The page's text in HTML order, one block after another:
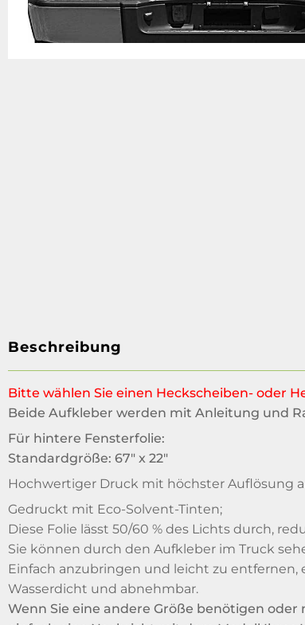
Beschreibung
Bitte wählen Sie einen Heckscheiben- oder
Beide Aufkleber werden mit Anleitung und
Für hintere Fensterfolie:
Standardgröße: 67" x 22"
Hochwertiger Druck mit höchster Auflösung
Gedruckt mit Eco-Solvent-Tinten;
Diese Folie lässt 50/60 % des Lichts durch,
Sie können durch den Aufkleber im Truck
Einfach anzubringen und leicht zu
Wasserdicht und abnehmbar.
Wenn Sie eine andere Größe benötigen oder